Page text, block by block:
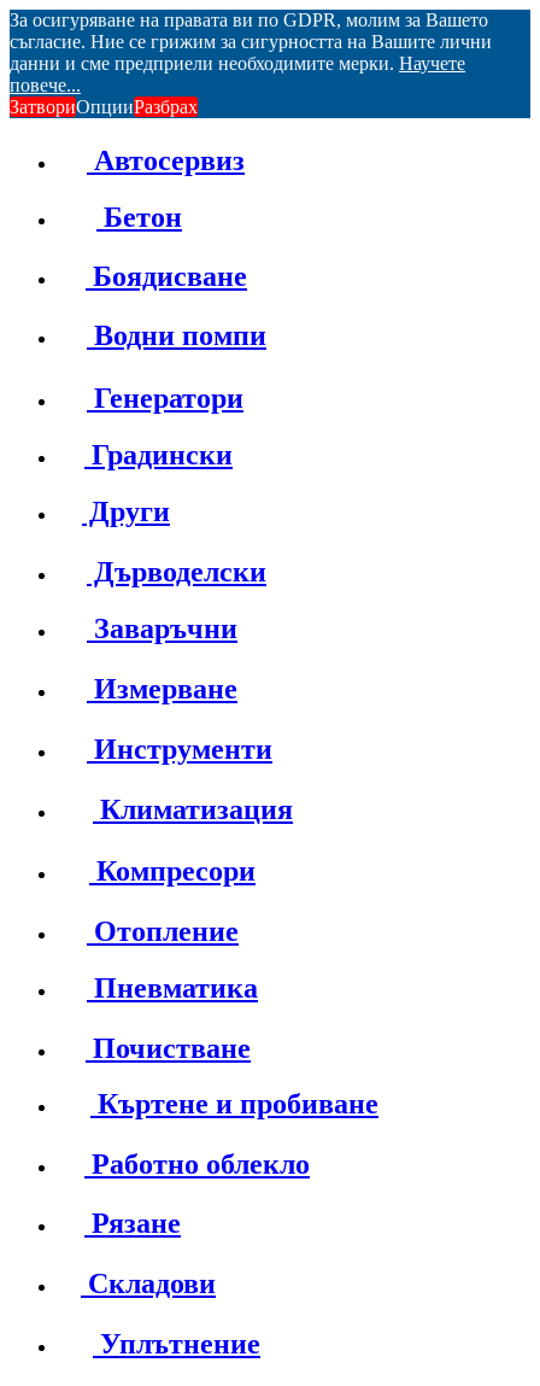
За осигуряване на правата ви по GDPR, молим за Вашето
съгласие. Ние се грижим за сигурността на Вашите лични
данни и сме предприели необходимите мерки. Научете
повече...
ЗатвориОпцииРазбрах
Автосервиз
Бетон
Боядисване
Водни помпи
Генератори
Градински
Други
Дърводелски
Заваръчни
Измерване
Инструменти
Климатизация
Компресори
Отопление
Пневматика
Почистване
Къртене и пробиване
Работно облекло
Рязане
Складови
Уплътнение